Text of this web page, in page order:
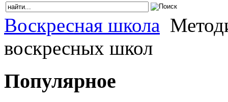
Воскресная школа
воскресных школ
Популярное